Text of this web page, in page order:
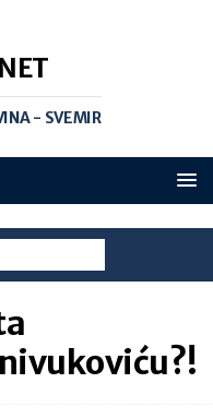
- SVEMIR